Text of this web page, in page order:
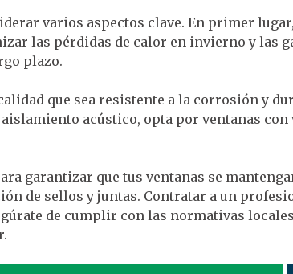
varios aspectos clave. En primer
las pérdidas de calor en invierno y las
plazo.
que sea resistente a la corrosión y
acústico, opta por ventanas
garantizar que tus ventanas se
de sellos y juntas. Contratar a un
de cumplir con las normativas